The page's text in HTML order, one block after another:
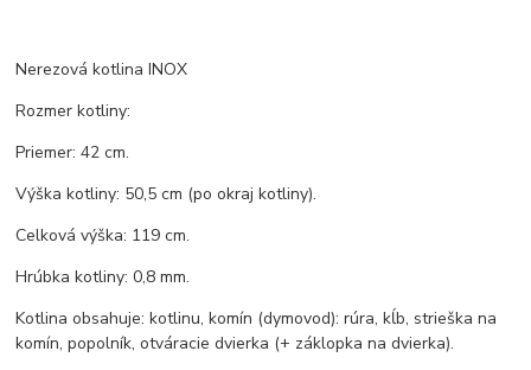
Nerezová kotlina INOX
Rozmer kotliny:
Priemer: 42 cm.
Výška kotliny: 50,5 cm (po okraj kotliny).
Celková výška: 119 cm.
Hrúbka kotliny: 0,8 mm.
Kotlina obsahuje: kotlinu, komín (dymovod): rúra, kĺb, strieška na
komín, popolník, otváracie dvierka (+ záklopka na dvierka).